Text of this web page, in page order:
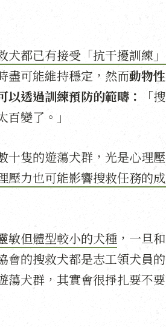
犬都已有接受「抗干擾訓練
盡可能維持穩定，然而動物
透過訓練預防的範疇：
「
變了。」
十隻的遊蕩犬群，光是心理
壓力也可能影響搜救任務的
敏但體型較小的犬種 ，一旦
會的搜救犬都是志工領犬員
蕩犬群，其實會很掙扎要不